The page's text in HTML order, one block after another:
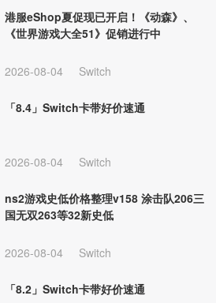
港服eShop夏促现已开启！《动森》、
《世界游戏大全51》促销进行中
2026-08-04 Switch
「8.4」Switch卡带好价速通
2026-08-04 Switch
ns2游戏史低价格整理v158 涂击队206三
国无双263等32新史低
2026-08-04 Switch
「8.2」Switch卡带好价速通